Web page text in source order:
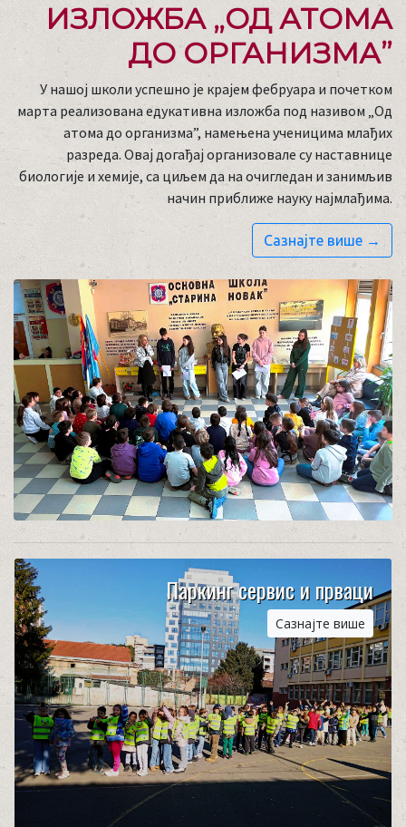
ИЗЛОЖБА „ОД АТОМА
ДО ОРГАНИЗМА”
У нашој школи успешно је крајем фебруара и почетком
марта реализована едукативна изложба под називом „Од
атома до организма”, намењена ученицима млађих
разреда. Овај догађај организовале су наставнице
биологије и хемије, са циљем да на очигледан и занимљив
начин приближе науку најмлађима.
Сазнајте више →
Паркинг сервис и прваци
Сазнајте више